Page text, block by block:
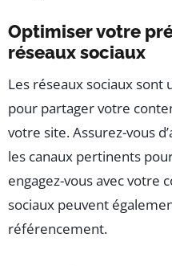
Optimiser votre
réseaux sociaux
Les réseaux sociaux
pour partager votre
votre site. Assurez-vous
les canaux pertinents
engagez-vous avec votre
sociaux peuvent
référencement.